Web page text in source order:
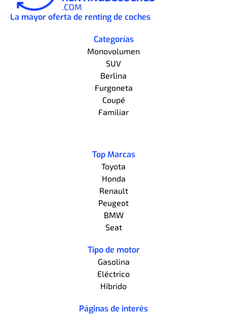
La mayor oferta de renting de coches
Categorías
Monovolumen
SUV
Berlina
Furgoneta
Coupé
Familiar
Top Marcas
Toyota
Honda
Renault
Peugeot
BMW
Seat
Tipo de motor
Gasolina
Eléctrico
Híbrido
Páginas de interés